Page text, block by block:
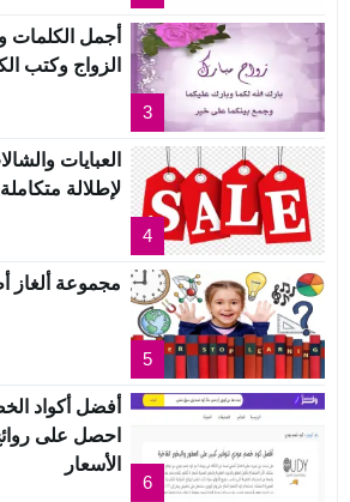
3
أجمل الكلمات
الزواج وكتب
4
العبايات
لإطلالة متكاملة
5
مجموعة ألغاز
6
أفضل أكواد
احصل على
الأسعار